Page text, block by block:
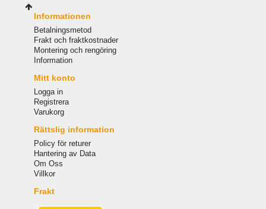
Informationen
Betalningsmetod
Frakt och fraktkostnader
Montering och rengöring
Information
Mitt konto
Logga in
Registrera
Varukorg
Rättslig information
Policy för returer
Hantering av Data
Om Oss
Villkor
Frakt